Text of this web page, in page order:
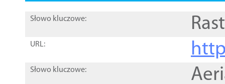
Słowo kluczowe:
URL:
Słowo kluczowe: